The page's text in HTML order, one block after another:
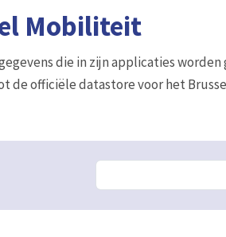
Mobiliteit
die in zijn applicaties
de officiële datastore voor het